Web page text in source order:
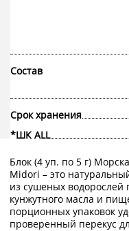
Состав
Срок хранения
*ШК ALL
Блок (4 уп. по 5 г)
Midori – это
из сушеных
кунжутного масла и
порционных упаковок
проверенный перекус